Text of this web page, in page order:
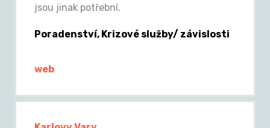
jsou jinak potřební.
Poradenství, Krizové služby/ závislosti
web